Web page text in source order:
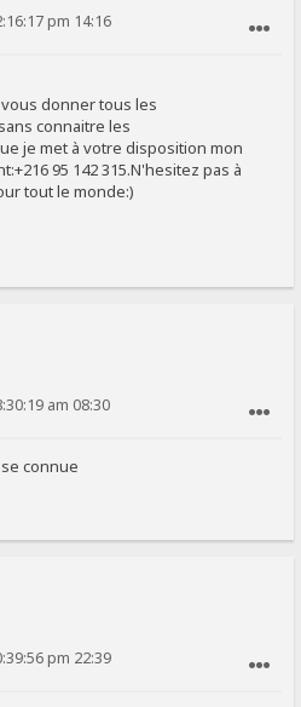
pm 14:16
donner tous les
connaitre les
je met à votre disposition mon
95 142 315.N'hesitez pas à
tout le monde:)
am 08:30
connue
pm 22:39